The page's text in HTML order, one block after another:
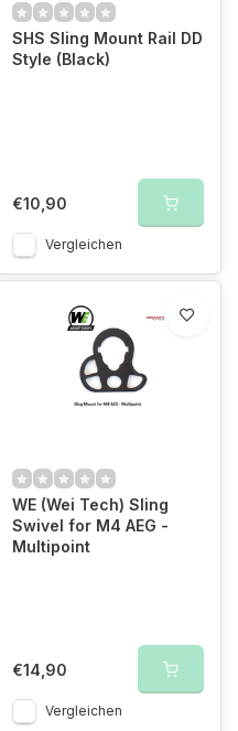
SHS Sling Mount Rail DD
Style (Black)
€10,90
Vergleichen
WE (Wei Tech) Sling
Swivel for M4 AEG -
Multipoint
€14,90
Vergleichen